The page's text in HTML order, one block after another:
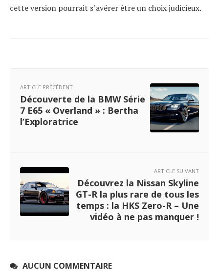
cette version pourrait s’avérer être un choix judicieux.
ARTICLE PRÉCÉDENT
Découverte de la BMW Série
7 E65 « Overland » : Bertha
l’Exploratrice
ARTICLE SUIVANT
Découvrez la Nissan Skyline
GT-R la plus rare de tous les
temps : la HKS Zero-R – Une
vidéo à ne pas manquer !
AUCUN COMMENTAIRE